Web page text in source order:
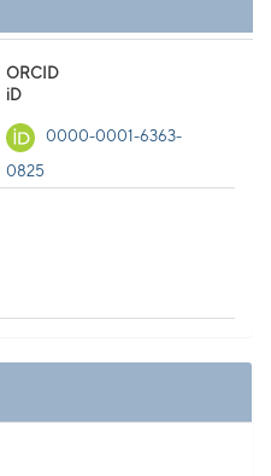
ORCID
iD
0000-0001-6363-
0825